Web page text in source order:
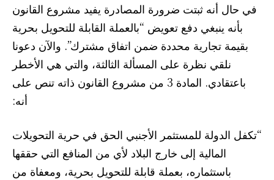
في حال أنه ثبتت ضرورة المصادرة يفيد مشروع القانون
بأنه ينبغي دفع تعويض “بالعملة القابلة للتحويل بحرية
بقيمة تجارية محددة ضمن اتفاق مشترك”. والآن دعونا
نلقي نظرة على المسألة الثالثة، والتي هي الأخطر
باعتقادي. المادة 3 من مشروع القانون ذاته تنص على
أنه:
“تكفل الدولة للمستثمر الأجنبي الحق في حرية التحويلات
المالية إلى خارج البلاد لأي من المنافع التي حققها
باستثماره، بعملة قابلة للتحويل بحرية، ومعفاة من